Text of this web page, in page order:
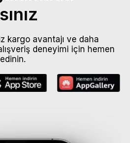
kargo avantajı ve daha
deneyimi için hemen